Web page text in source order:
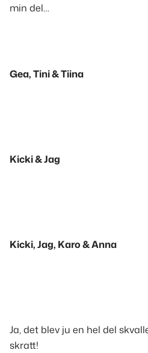
min del…
Gea, Tini & Tiina
Kicki & Jag
Kicki, Jag, Karo & Anna
Ja, det blev ju en hel del
skratt!